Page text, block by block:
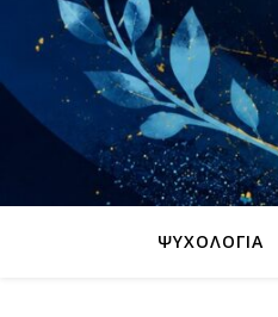
ΨΥΧΟΛΟΓΊΑ